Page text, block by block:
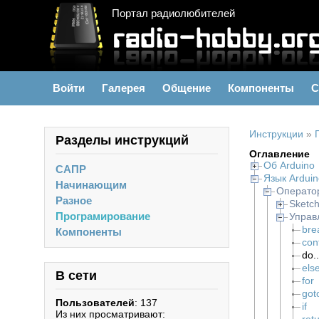
Портал радиолюбителей
Войти Галерея Общение Компоненты
Разделы инструкций
САПР
Начинающим
Разное
Програмирование
Компоненты
В сети
Пользователей: 137
Из них просматривают:
Инструкции »
Оглавление
Об Arduino
Язык
Sketch
else
for
if